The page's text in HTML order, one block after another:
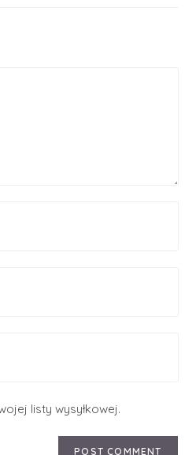
listy wysyłkowej.